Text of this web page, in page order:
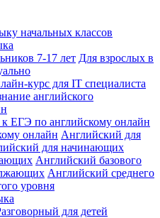
начальных классов
7-17 лет Для взрослых в
курс для IT специалиста
английского
к ЕГЭ по английскому онлайн
онлайн Английский для
для начинающих
Английский базового
Английский среднего
уровня
для детей